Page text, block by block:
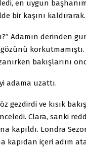
en uygun
bir kaşını kaldırarak.
Adamın derinden
bakışlarını
adama uzattı.
gezdirdi ve kısık
Clara, sanki
kapıldı. Londra
kapıdan içeri adım